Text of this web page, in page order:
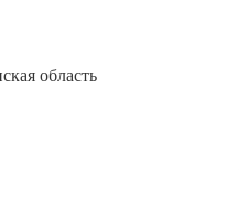
область